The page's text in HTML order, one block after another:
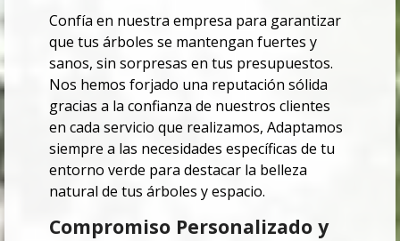
Confía en nuestra empresa para garantizar
que tus árboles se mantengan fuertes y
sanos, sin sorpresas en tus presupuestos.
Nos hemos forjado una reputación sólida
gracias a la confianza de nuestros clientes
en cada servicio que realizamos, Adaptamos
siempre a las necesidades específicas de tu
entorno verde para destacar la belleza
natural de tus árboles y espacio.
Compromiso Personalizado y